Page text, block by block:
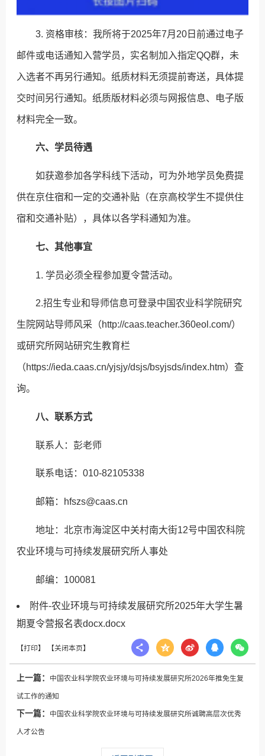
3. 资格审核：我所将于2025年7月20日前通过电子
邮件或电话通知入营学员，实名制加入指定QQ群，未
入选者不再另行通知。纸质材料无须提前寄送，具体提
交时间另行通知。纸质版材料必须与网报信息、电子版
材料完全一致。
六、学员待遇
如获邀参加各学科线下活动，可为外地学员免费提
供在京住宿和一定的交通补贴（在京高校学生不提供住
宿和交通补贴），具体以各学科通知为准。
七、其他事宜
1. 学员必须全程参加夏令营活动。
2.招生专业和导师信息可登录中国农业科学院研究
生院网站导师风采（http://caas.teacher.360eol.com/）
或研究所网站研究生教育栏
（https://ieda.caas.cn/yjsjy/dsjs/bsyjsds/index.htm）查
询。
八、联系方式
联系人：彭老师
联系电话：010-82105338
邮箱：hfszs@caas.cn
地址：北京市海淀区中关村南大街12号中国农科院
农业环境与可持续发展研究所人事处
邮编：100081
附件-农业环境与可持续发展研究所2025年大学生暑
期夏令营报名表docx.docx
上一篇： 中国农业科学院农业环境与可持续发展研究所2026年推免生复
试工作的通知
下一篇： 中国农业科学院农业环境与可持续发展研究所诚聘高层次优秀
人才公告